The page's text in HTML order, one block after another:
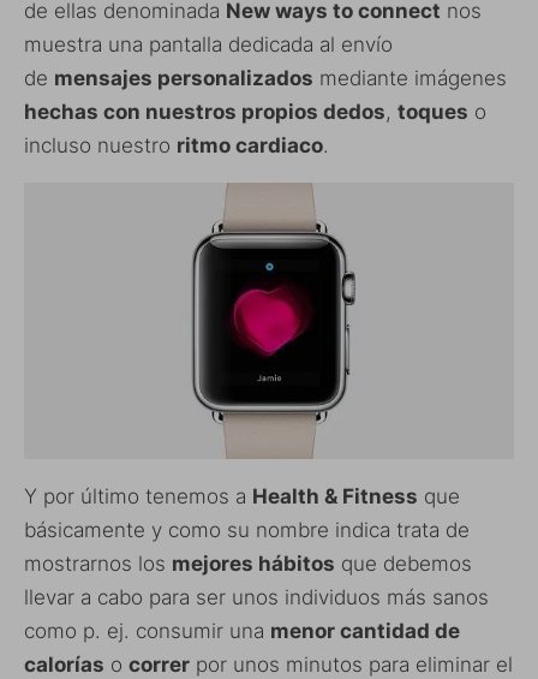
de ellas denominada New ways to connect nos
muestra una pantalla dedicada al envío
de mensajes personalizados mediante imágenes
hechas con nuestros propios dedos, toques o
incluso nuestro ritmo cardiaco.
Y por último tenemos a Health & Fitness que
básicamente y como su nombre indica trata de
mostrarnos los mejores hábitos que debemos
llevar a cabo para ser unos individuos más sanos
como p. ej. consumir una menor cantidad de
calorías o correr por unos minutos para eliminar el